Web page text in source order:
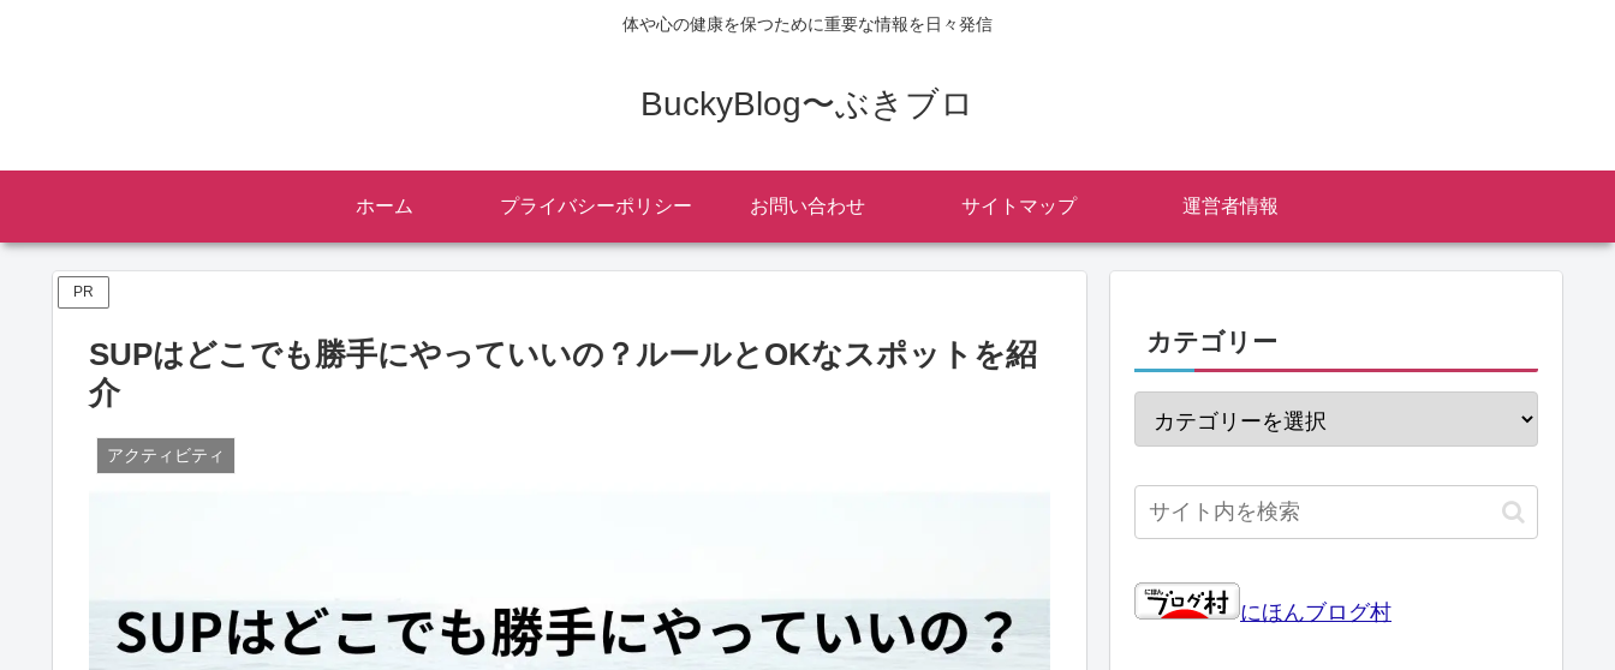
体や心の健康を保つために重要な情報を日々発信
BuckyBlog〜ぶきブロ
ホーム プライバシーポリシー お問い合わせ サイトマップ 運営者情報
PR
SUPはどこでも勝手にやっていいの？ルールとOKなスポットを紹
介
アクティビティ
カテゴリー
にほんブログ村